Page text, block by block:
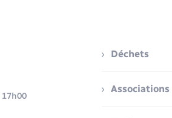
Déchets
Associations